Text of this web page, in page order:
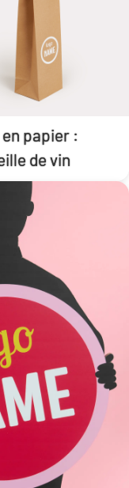
papier :
de vin